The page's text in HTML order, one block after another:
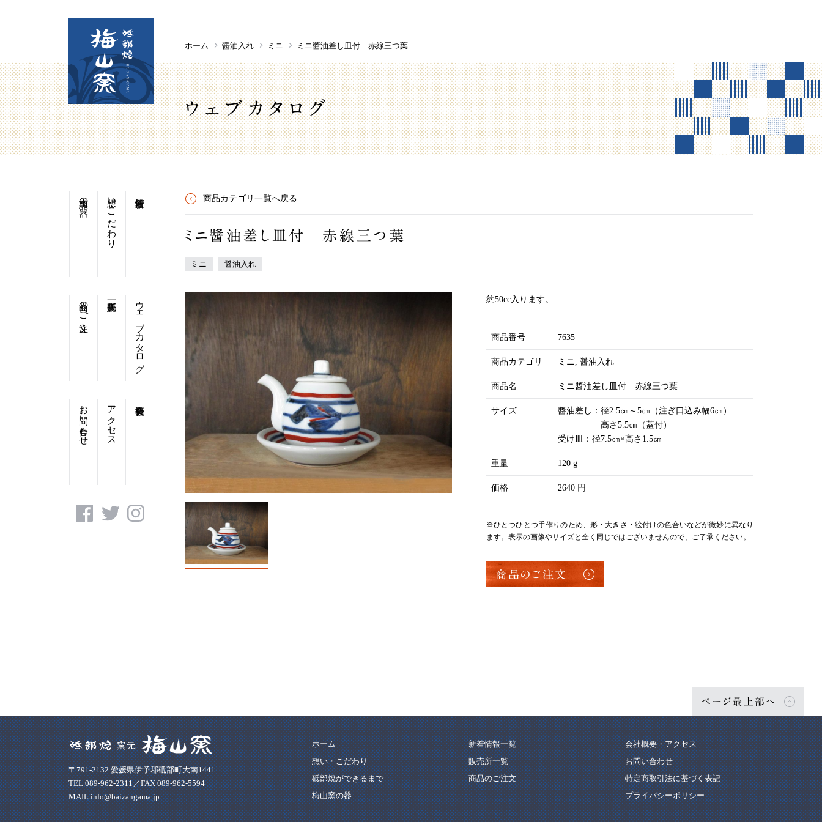
ホーム 醤油入れ ミニ ミニ醬油差し皿付 赤線三つ葉
ウェブカタログ
想い・こだわり
梅山窯の器
ウェブカタログ
商品のご注文
アクセス
お問い合わせ
商品カテゴリ一覧へ戻る
ミニ醬油差し皿付 赤線三つ葉
ミニ 醤油入れ
約50cc入ります。
商品番号 7635
商品カテゴリ ミニ 醤油入れ
商品名 ミニ醬油差し皿付 赤線三つ葉
サイズ
醬油差し：径2.5㎝～5㎝（注ぎ口込み幅6㎝）
高さ5.5㎝（蓋付）
受け皿：径7.5㎝×高さ1.5㎝
重量 120 g
価格 2640 円
※ひとつひとつ手作りのため、形・大きさ・絵付けの色合いなどが微妙に異なり
ます。表示の画像やサイズと全く同じではございませんので、ご了承ください。
商品のご注文
ページ最上部へ
〒791-2132 愛媛県伊予郡砥部町大南1441
TEL 089-962-2311／FAX 089-962-5594
MAIL info@baizangama.jp
ホーム
想い・こだわり
砥部焼ができるまで
梅山窯の器
新着情報一覧
販売所一覧
商品のご注文
会社概要・アクセス
お問い合わせ
特定商取引法に基づく表記
プライバシーポリシー